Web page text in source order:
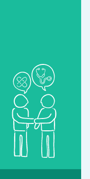
zu machen.
First Aid
ein wichtiges
Hilfsmittel.
erfahren